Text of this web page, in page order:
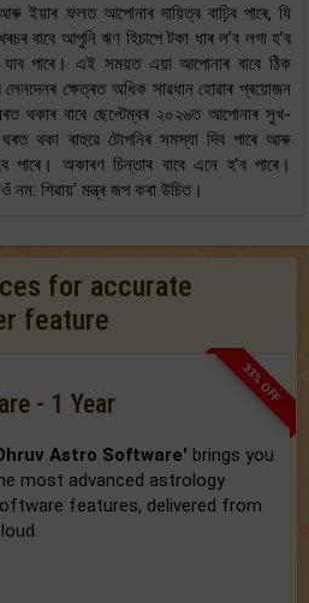
ইয়াৰ ফলত আপোনাৰ দায়িত্ব বাঢ়িব পাৰে, যি
বাবে আপুনি ঋণ হিচাপে টকা ধাৰ ল’ব লগা হ’ব
পাৰে। এই সময়ত এয়া আপোনাৰ বাবে ঠিক
ক্ষেত্ৰত অধিক সাৱধান হোৱাৰ প্ৰয়োজন
থকাৰ বাবে ছেপ্টেম্বৰ ২০২৬ত আপোনাৰ সুখ-
থকা ৰাহুৱে টোপনিৰ সমস্যা দিব পাৰে আৰু
পাৰে। অকাৰণ চিন্তাৰ বাবে এনে হ’ব পাৰে।
নম: শিৱায়' মন্ত্ৰ জপ কৰা উচিত।
for accurate
feature
33% OFF
- 1 Year
Astro Software' brings you
most advanced astrology
features, delivered from